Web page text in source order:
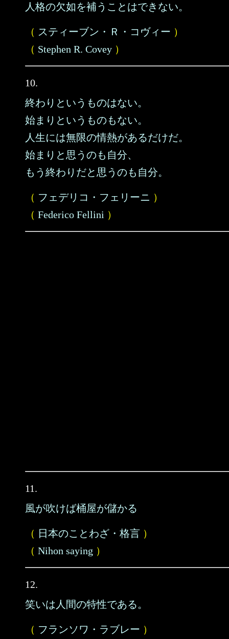
人格の欠如を補うことはできない。
（ スティーブン・Ｒ・コヴィー ）
（ Stephen R. Covey ）
10.
終わりというものはない。
始まりというものもない。
人生には無限の情熱があるだけだ。
始まりと思うのも自分、
もう終わりだと思うのも自分。
（ フェデリコ・フェリーニ ）
（ Federico Fellini ）
11.
風が吹けば桶屋が儲かる
（ 日本のことわざ・格言 ）
（ Nihon saying ）
12.
笑いは人間の特性である。
（ フランソワ・ラブレー ）